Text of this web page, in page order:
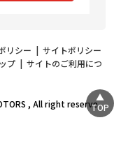
リシー | サイトポリシー
プ| サイトのご利用につ
, All right reserveTOP